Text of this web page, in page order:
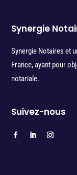
Synergie
Synergie Notaires et
France, ayant pour
notariale.
Suivez-nous